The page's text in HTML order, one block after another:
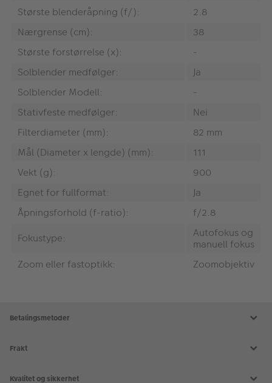
Største blenderåpning (f/):
2.8
Nærgrense (cm):
38
Største forstørrelse (x):
-
Solblender medfølger:
Ja
Solblender Modell:
-
Stativfeste medfølger:
Nei
Filterdiameter (mm):
82 mm
Mål (Diameter x lengde) (mm):
111
Vekt (g):
900
Egnet for fullformat:
Ja
Åpningsforhold (f-ratio):
f/2.8
Fokustype:
Autofokus og
manuell fokus
Zoom eller fastoptikk:
Zoomobjektiv
Betalingsmetoder
Frakt
Kvalitet og sikkerhet